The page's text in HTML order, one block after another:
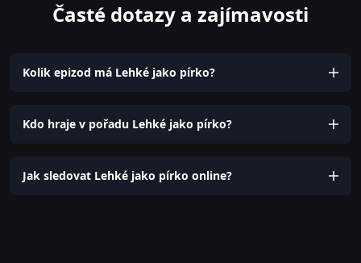
Časté dotazy a zajímavosti
Kolik epizod má Lehké jako pírko?
Kdo hraje v pořadu Lehké jako pírko?
Jak sledovat Lehké jako pírko online?